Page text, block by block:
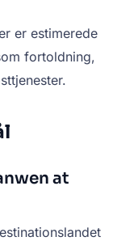
er estimerede
fortoldning,
at